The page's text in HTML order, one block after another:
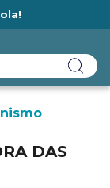
DAS